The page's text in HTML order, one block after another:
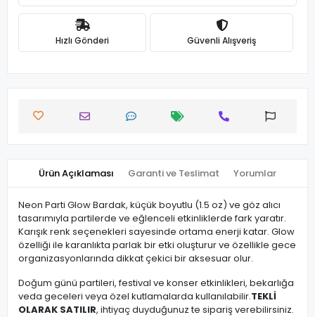
Hızlı Gönderi Güvenli Alışveriş
Ürün Açıklaması Garanti ve Teslimat Yorumlar
Neon Parti Glow Bardak, küçük boyutlu (1.5 oz) ve göz alıcı
tasarımıyla partilerde ve eğlenceli etkinliklerde fark yaratır.
Karışık renk seçenekleri sayesinde ortama enerji katar. Glow
özelliği ile karanlıkta parlak bir etki oluşturur ve özellikle gece
organizasyonlarında dikkat çekici bir aksesuar olur.
Doğum günü partileri, festival ve konser etkinlikleri, bekarlığa
veda geceleri veya özel kutlamalarda kullanılabilir.TEKLİ
OLARAK SATILIR, ihtiyaç duyduğunuz te sipariş verebilirsiniz.